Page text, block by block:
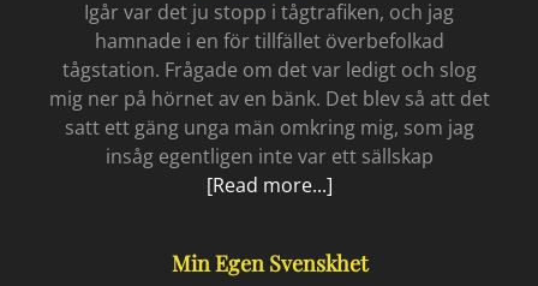
Igår var det ju stopp i tågtrafiken, och jag
hamnade i en för tillfället överbefolkad
tågstation. Frågade om det var ledigt och slog
mig ner på hörnet av en bänk. Det blev så att det
satt ett gäng unga män omkring mig, som jag
insåg egentligen inte var ett sällskap
[Read more...]Just
Min Egen Svenskhet